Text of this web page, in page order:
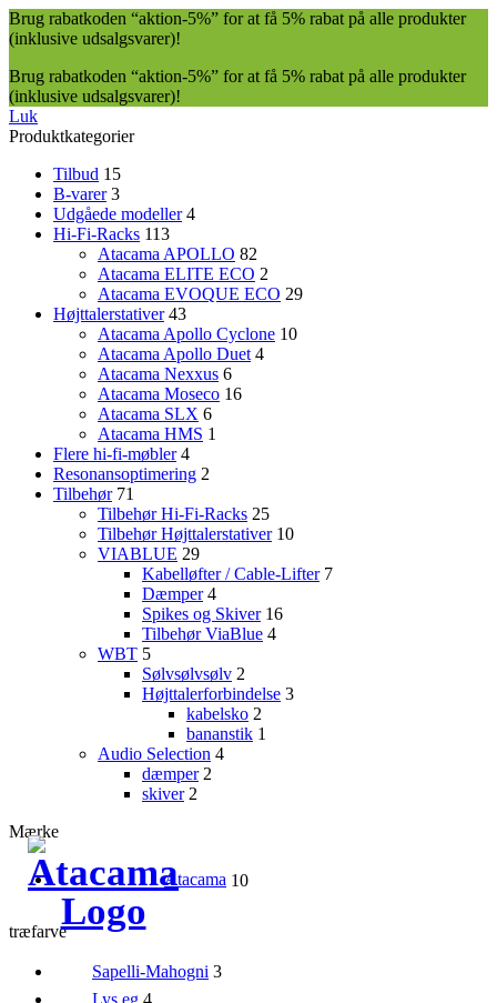
Brug rabatkoden “aktion-5%” for at få 5% rabat på alle produkter
(inklusive udsalgsvarer)!
Brug rabatkoden “aktion-5%” for at få 5% rabat på alle produkter
(inklusive udsalgsvarer)!
Luk
Produktkategorier
Tilbud 15
B-varer 3
Udgåede modeller 4
Hi-Fi-Racks 113
Atacama APOLLO 82
Atacama ELITE ECO 2
Atacama EVOQUE ECO 29
Højttalerstativer 43
Atacama Apollo Cyclone 10
Atacama Apollo Duet 4
Atacama Nexxus 6
Atacama Moseco 16
Atacama SLX 6
Atacama HMS 1
Flere hi-fi-møbler 4
Resonansoptimering 2
Tilbehør 71
Tilbehør Hi-Fi-Racks 25
Tilbehør Højttalerstativer 10
VIABLUE 29
Kabelløfter / Cable-Lifter 7
Dæmper 4
Spikes og Skiver 16
Tilbehør ViaBlue 4
WBT 5
Sølvsølvsølv 2
Højttalerforbindelse 3
kabelsko 2
bananstik 1
Audio Selection 4
dæmper 2
skiver 2
Mærke
Atacama 10
træfarve
Sapelli-Mahogni 3
Lys eg 4